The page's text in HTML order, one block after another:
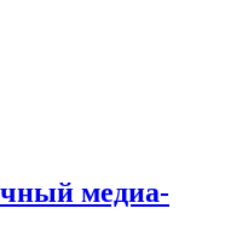
медиа-